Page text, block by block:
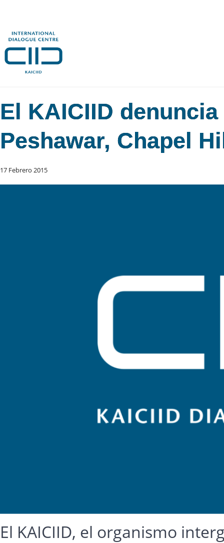
El KAICIID
Peshawar, Chapel
17 Febrero 2015
El KAICIID, el organismo